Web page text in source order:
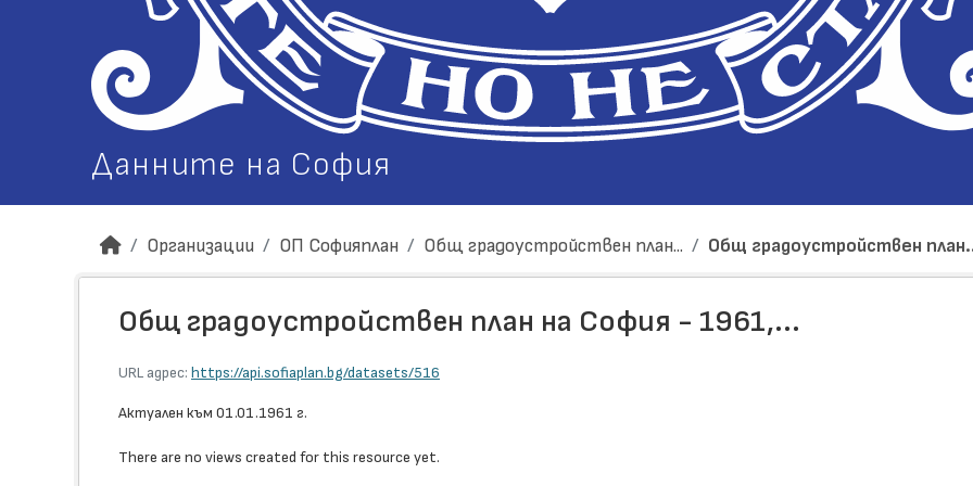
Данните на София
Организации ОП Софияплан Общ градоустройствен план... Общ градоустройствен
Общ градоустройствен план на София - 1961,...
URL адрес: https://api.sofiaplan.bg/datasets/516
Актуален към 01.01.1961 г.
There are no views created for this resource yet.